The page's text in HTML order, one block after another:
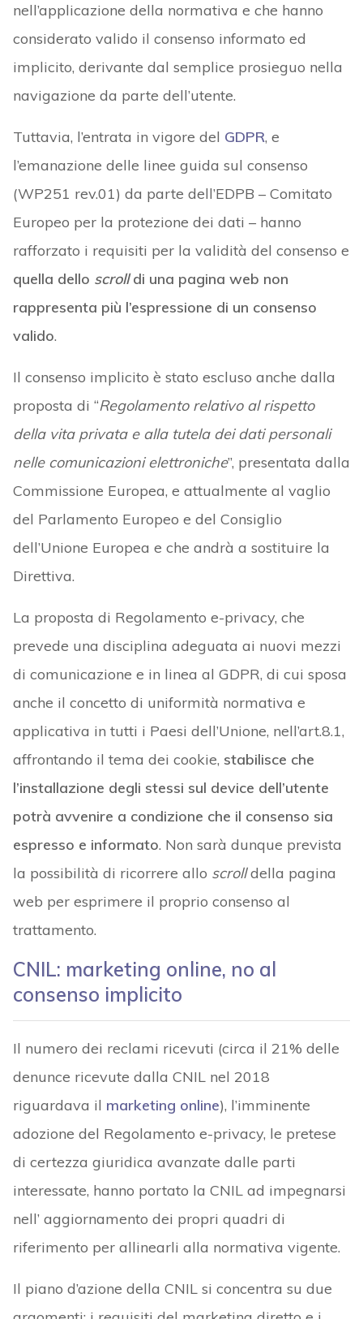
nell’applicazione della normativa e che hanno
considerato valido il consenso informato ed
implicito, derivante dal semplice prosieguo nella
navigazione da parte dell’utente.
Tuttavia, l’entrata in vigore del GDPR, e
l’emanazione delle linee guida sul consenso
(WP251 rev.01) da parte dell’EDPB – Comitato
Europeo per la protezione dei dati – hanno
rafforzato i requisiti per la validità del consenso e
quella dello scrolldi una pagina web non
rappresenta più l’espressione di un consenso
valido.
Il consenso implicito è stato escluso anche dalla
proposta di “Regolamento relativo al rispetto
della vita privata e alla tutela dei dati personali
nelle comunicazioni elettroniche”, presentata dalla
Commissione Europea, e attualmente al vaglio
del Parlamento Europeo e del Consiglio
dell’Unione Europea e che andrà a sostituire la
Direttiva.
La proposta di Regolamento e-privacy, che
prevede una disciplina adeguata ai nuovi mezzi
di comunicazione e in linea al GDPR, di cui sposa
anche il concetto di uniformità normativa e
applicativa in tutti i Paesi dell’Unione, nell’art.8.1,
affrontando il tema dei cookie, stabilisce che
l’installazione degli stessi sul device dell’utente
potrà avvenire a condizione che il consenso sia
espresso e informato. Non sarà dunque prevista
la possibilità di ricorrere allo scrolldella pagina
web per esprimere il proprio consenso al
trattamento.
CNIL: marketing online, no al
consenso implicito
Il numero dei reclami ricevuti (circa il 21% delle
denunce ricevute dalla CNIL nel 2018
riguardava il marketing online), l’imminente
adozione del Regolamento e-privacy, le pretese
di certezza giuridica avanzate dalle parti
interessate, hanno portato la CNIL ad impegnarsi
nell’ aggiornamento dei propri quadri di
riferimento per allinearli alla normativa vigente.
Il piano d’azione della CNIL si concentra su due